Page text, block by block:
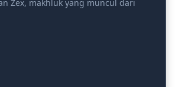
Zex, makhluk yang muncul dari